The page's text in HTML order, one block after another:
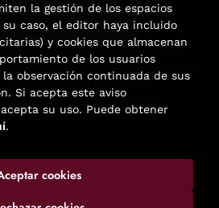
actividad ha recibido una ayuda
modernización de las librerías de
la Comunidad de Madrid
correspondiente al año 2025.
. Todos los Derechos Reservados |
la gestión de los espacios
caso, el editor haya incluido
y cookies que almacenan
de los usuarios
observación continuada de sus
Si acepta este aviso
su uso. Puede obtener
.
cookies